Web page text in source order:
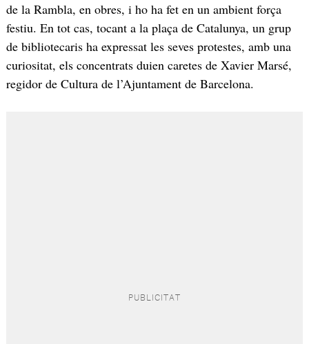
de la Rambla, en obres, i ho ha fet en un ambient força
festiu. En tot cas, tocant a la plaça de Catalunya, un grup
de bibliotecaris ha expressat les seves protestes, amb una
curiositat, els concentrats duien caretes de Xavier Marsé,
regidor de Cultura de l’Ajuntament de Barcelona.